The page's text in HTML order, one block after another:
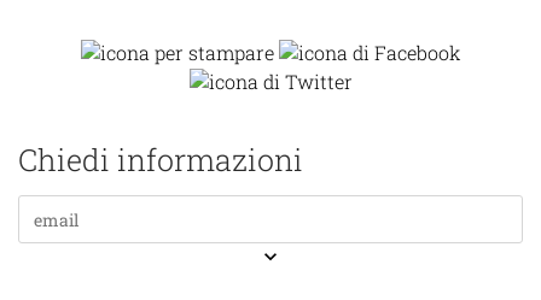
Chiedi informazioni
keyboard_arrow_down